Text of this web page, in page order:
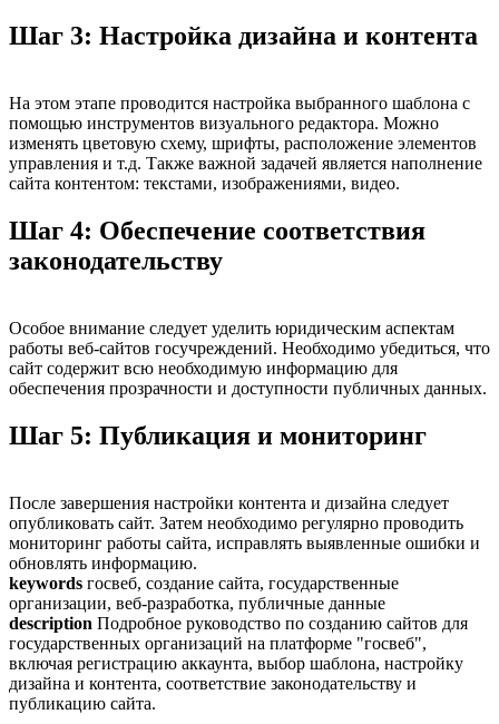
Шаг 3: Настройка дизайна и контента
На этом этапе проводится настройка выбранного шаблона с
помощью инструментов визуального редактора. Можно
изменять цветовую схему, шрифты, расположение элементов
управления и т.д. Также важной задачей является наполнение
сайта контентом: текстами, изображениями, видео.
Шаг 4: Обеспечение соответствия
законодательству
Особое внимание следует уделить юридическим аспектам
работы веб-сайтов госучреждений. Необходимо убедиться, что
сайт содержит всю необходимую информацию для
обеспечения прозрачности и доступности публичных данных.
Шаг 5: Публикация и мониторинг
После завершения настройки контента и дизайна следует
опубликовать сайт. Затем необходимо регулярно проводить
мониторинг работы сайта, исправлять выявленные ошибки и
обновлять информацию.
keywords госвеб, создание сайта, государственные
организации, веб-разработка, публичные данные
description Подробное руководство по созданию сайтов для
государственных организаций на платформе "госвеб",
включая регистрацию аккаунта, выбор шаблона, настройку
дизайна и контента, соответствие законодательству и
публикацию сайта.